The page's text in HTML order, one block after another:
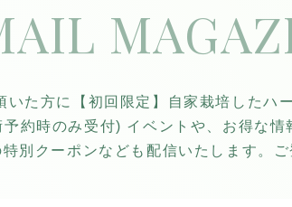
いた方に【初回限定】自家栽培したハ
約時のみ受付) イベントや、お得な
別クーポンなども配信いたします。